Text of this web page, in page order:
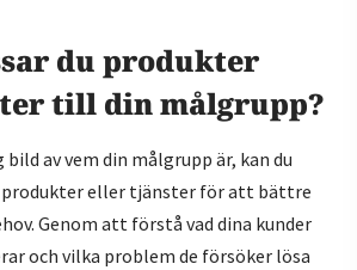
du produkter
till din målgrupp?
bild av vem din målgrupp är, kan du
produkter eller tjänster för att bättre
Genom att förstå vad dina kunder
och vilka problem de försöker lösa